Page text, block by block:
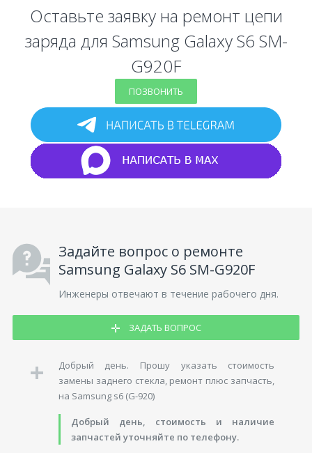
Оставьте заявку на ремонт цепи
заряда для Samsung Galaxy S6 SM-
G920F
ПОЗВОНИТЬ
Задайте вопрос о ремонте
Samsung Galaxy S6 SM-G920F
Инженеры отвечают в течение рабочего дня.
ЗАДАТЬ ВОПРОС
Добрый день. Прошу указать стоимость
замены заднего стекла, ремонт плюс запчасть,
на Samsung s6 (G-920)
Добрый день, стоимость и наличие
запчастей уточняйте по телефону.